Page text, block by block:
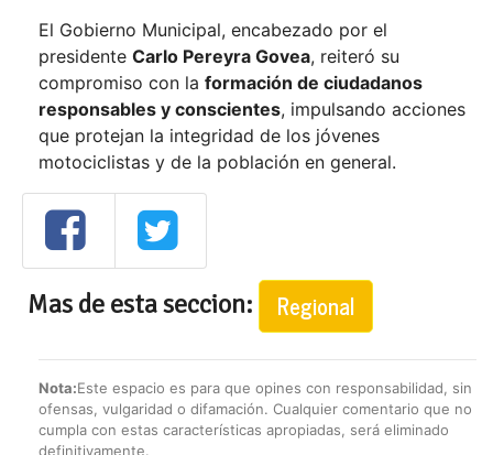
El Gobierno Municipal, encabezado por el
presidente Carlo Pereyra Govea, reiteró su
compromiso con la formación de ciudadanos
responsables y conscientes, impulsando acciones
que protejan la integridad de los jóvenes
motociclistas y de la población en general.
Mas de esta seccion: Regional
Nota:Este espacio es para que opines con responsabilidad, sin
ofensas, vulgaridad o difamación. Cualquier comentario que no
cumpla con estas características apropiadas, será eliminado
definitivamente.